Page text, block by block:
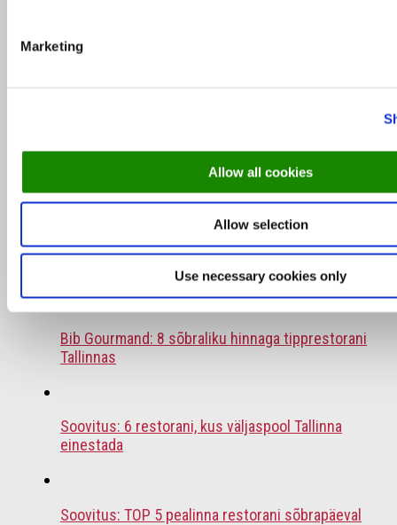
Marketing
Allow all cookies
Allow selection
Use necessary cookies only
Naudi linna parimaid vaateid nendel
Poolaasta TOP 10: Need restoranid osutusid
külastajate lemmikuteks
Bib Gourmand: 8 sõbraliku hinnaga tipprestorani
Tallinnas
Soovitus: 6 restorani, kus väljaspool Tallinna
einestada
Soovitus: TOP 5 pealinna restorani sõbrapäeval